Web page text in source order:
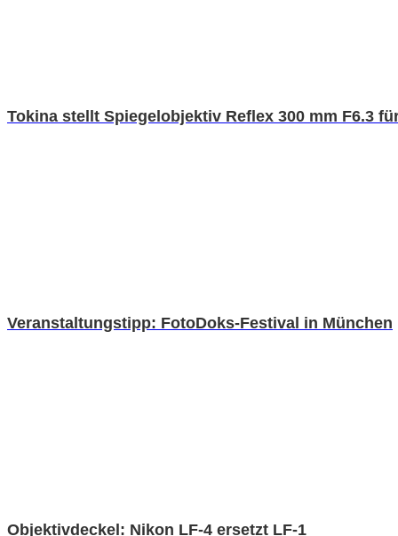
Tokina stellt Spiegelobjektiv Reflex 300 mm F6.3
Veranstaltungstipp: FotoDoks-Festival in München
Objektivdeckel: Nikon LF-4 ersetzt LF-1